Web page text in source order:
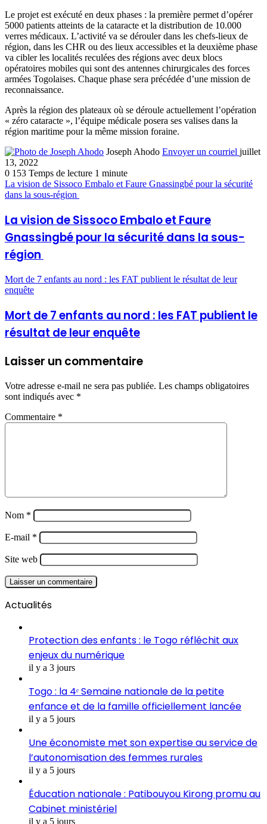
Le projet est exécuté en deux phases : la première permet d’opérer
5000 patients atteints de la cataracte et la distribution de 10.000
verres médicaux. L’activité va se dérouler dans les chefs-lieux de
région, dans les CHR ou des lieux accessibles et la deuxième phase
va cibler les localités reculées des régions avec deux blocs
opératoires mobiles qui sont des antennes chirurgicales des forces
armées Togolaises. Chaque phase sera précédée d’une mission de
reconnaissance.
Après la région des plateaux où se déroule actuellement l’opération
« zéro cataracte », l’équipe médicale posera ses valises dans la
région maritime pour la même mission foraine.
Joseph Ahodo Envoyer un courriel juillet
13, 2022
0 153 Temps de lecture 1 minute
La vision de Sissoco Embalo et Faure Gnassingbé pour la sécurité
dans la sous-région
La vision de Sissoco Embalo et Faure
Gnassingbé pour la sécurité dans la sous-
région
Mort de 7 enfants au nord : les FAT publient le résultat de leur
enquête
Mort de 7 enfants au nord : les FAT publient le
résultat de leur enquête
Laisser un commentaire
Votre adresse e-mail ne sera pas publiée. Les champs obligatoires
sont indiqués avec *
Commentaire *
Nom *
E-mail *
Site web
Actualités
Protection des enfants : le Togo réfléchit aux
enjeux du numérique
il y a 3 jours
Togo : la 4ᵉ Semaine nationale de la petite
enfance et de la famille officiellement lancée
il y a 5 jours
Une économiste met son expertise au service de
l’autonomisation des femmes rurales
il y a 5 jours
Éducation nationale : Patibouyou Kirong promu au
Cabinet ministériel
il y a 5 jours